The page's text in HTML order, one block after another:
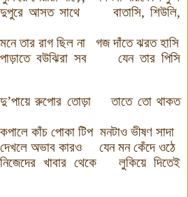
দুপুরে আসত সাথে
বাতাসি, শিউলি,
মনে তার রাগ ছিল না
গজ দাঁতে ঝরত হাসি
পাড়াতে বউঝিরা সব
যেন তার পিসি
দু’পায়েরুপোর তোড়া
তাতে তো থাকত
কপালে কাঁচ পোকা টিপ মনটাও ভীষণ সাদা
দেখলে অভাব কারও
যেন মন কেঁদে ওঠে
নিজেদের খাবার থেকে
লুকিয়ে দিতেই